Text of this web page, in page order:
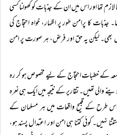
تھا اور اس میں ان کے جذبات کو کھولنا کسی
جذبات کا پرامن طور پر اظہار، خواہ احتجاج کی
لیکن یہ حق اور فرض، ہر صورت پر امن
جمعہ کے خطبات احتجاج کے لیے مخصوص ہو کر رہ
والی تھیں۔ تقاریر کے نتیجہ میں ایک ہی نعرہ
طرح کے قبیح واقعات میں ہر مسلمان کے
نہیں۔ کوئی کتنا ہی امن اور اعتدال پسند ہو،